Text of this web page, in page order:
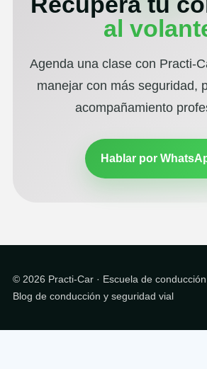
al
Agenda una clase con Practi-
manejar con más seguridad,
acompañamiento
Hablar por
© 2026 Practi-Car · Escuela de
Blog de conducción y seguridad vial